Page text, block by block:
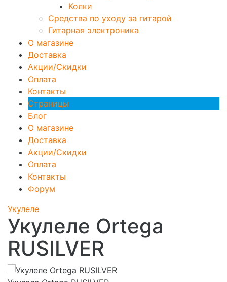
Колки
Средства по уходу за гитарой
Гитарная электроника
О магазине
Доставка
Акции/Скидки
Оплата
Контакты
Страницы
Блог
О магазине
Доставка
Акции/Скидки
Оплата
Контакты
Форум
Укулеле
Укулеле Ortega
RUSILVER